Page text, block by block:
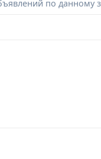
по данному